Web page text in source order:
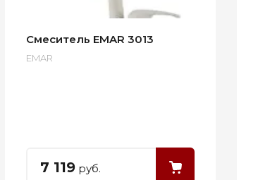
Смеситель EMAR 3013
EMAR
7 119 руб.